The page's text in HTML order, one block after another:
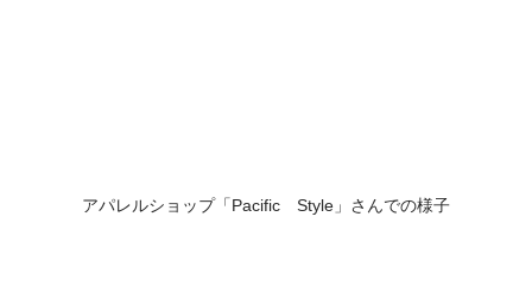
アパレルショップ「Pacific Style」さんでの様子